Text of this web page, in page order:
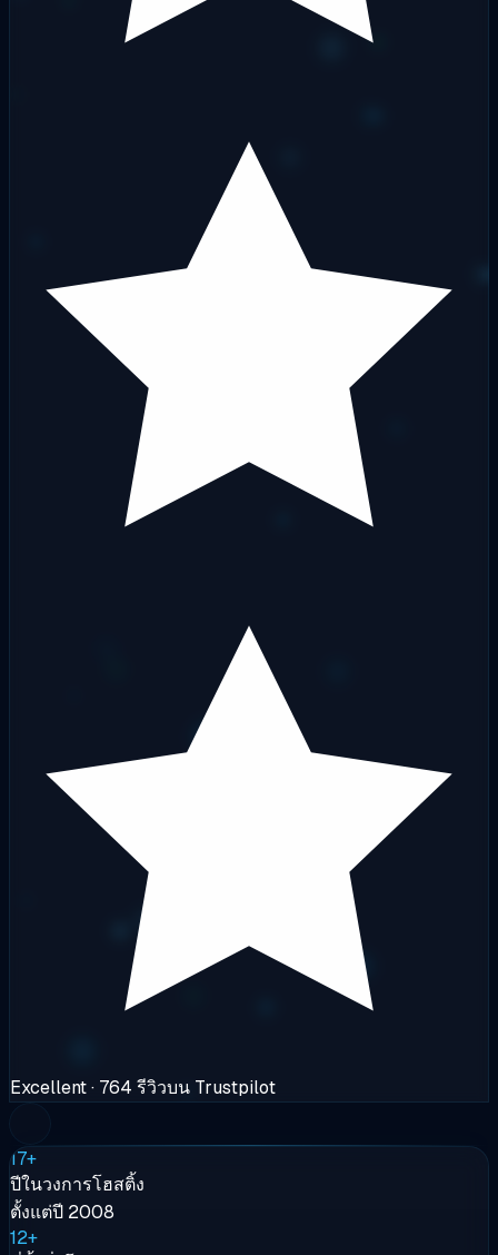
Excellent· 764 รีวิวบน Trustpilot
17+
ปีในวงการโฮสติ้ง
ตั้งแต่ปี 2008
12+